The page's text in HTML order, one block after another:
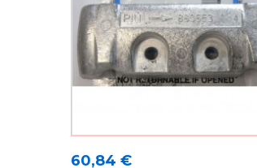
Prix
60,84 €